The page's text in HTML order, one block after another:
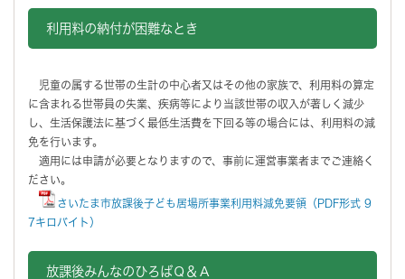
利用料の納付が困難なとき
児童の属する世帯の生計の中心者又はその他の家族で、利用料の算定
に含まれる世帯員の失業、疾病等により当該世帯の収入が著しく減少
し、生活保護法に基づく最低生活費を下回る等の場合には、利用料の減
免を行います。
適用には申請が必要となりますので、事前に運営事業者までご連絡く
ださい。
さいたま市放課後子ども居場所事業利用料減免要領（PDF形式 9
7キロバイト）
放課後みんなのひろばＱ＆Ａ